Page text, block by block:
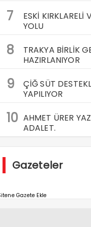
7
ESKİ KIRKLARELİ
YOLU
8
TRAKYA BİRLİK
HAZIRLANIYOR
9
ÇİĞ SÜT
YAPILIYOR
10 AHMET ÜRER
ADALET.
Gazeteler
Gazete Ekle